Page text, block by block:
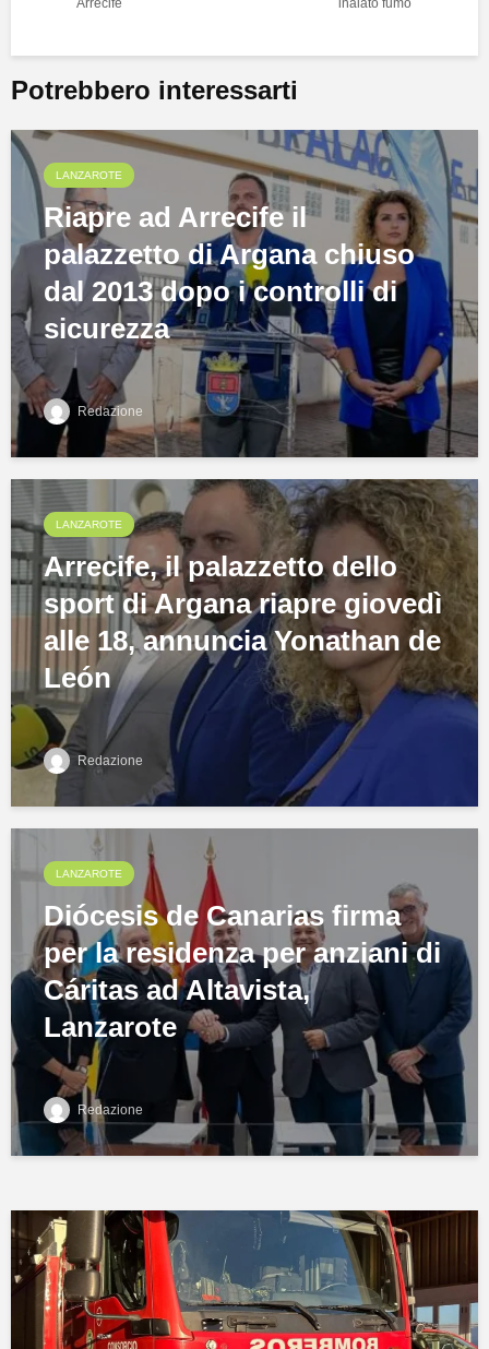
Arrecife inalato fumo
Potrebbero interessarti
LANZAROTE
Riapre ad Arrecife il
palazzetto di Argana chiuso
dal 2013 dopo i controlli di
sicurezza
Redazione
LANZAROTE
Arrecife, il palazzetto dello
sport di Argana riapre giovedì
alle 18, annuncia Yonathan de
León
Redazione
LANZAROTE
Diócesis de Canarias firma
per la residenza per anziani di
Cáritas ad Altavista,
Lanzarote
Redazione